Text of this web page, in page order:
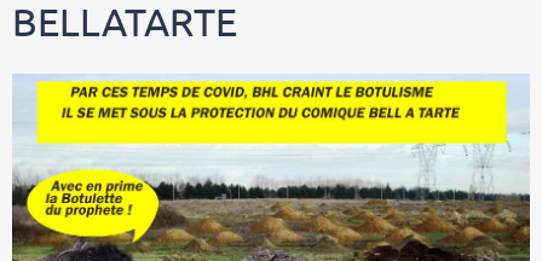
BELLATARTE